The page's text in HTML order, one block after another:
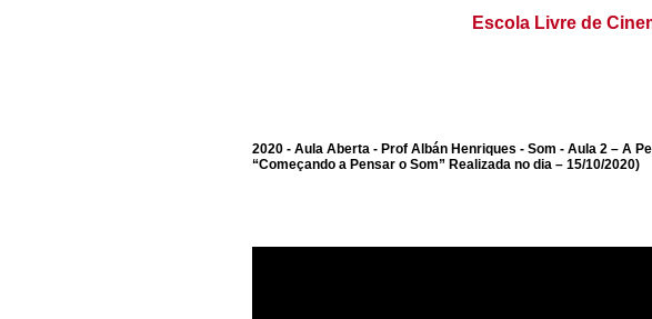
Escola Livre de
2020 - Aula Aberta - Prof Albán Henriques - Som - Aula 2 – A
“Começando a Pensar o Som” Realizada no dia – 15/10/2020)